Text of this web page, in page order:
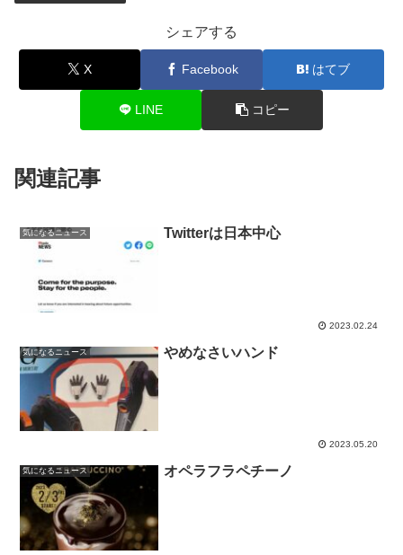
シェアする
X Facebook はてブ
LINE コピー
関連記事
気になるニュース Twitterは日本中心
2023.02.24
気になるニュース やめなさいハンド
2023.05.20
気になるニュース オペラフラペチーノ